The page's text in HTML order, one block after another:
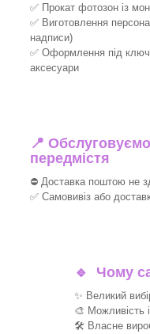
✅ Прокат фотозон із
✅ Виготовлення
надписи)
✅ Оформлення під
аксесуари
📍
передмістя
⛔ Доставка поштою не
✅ Самовивіз або
🔹 Чому
✨ Великий
🎨 Можливість
🛠 Власне